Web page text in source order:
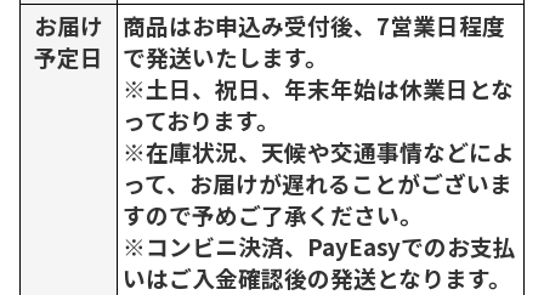
お届け
予定日
商品はお申込み受付後、7営業日程度
で発送いたします。
※土日、祝日、年末年始は休業日とな
っております。
※在庫状況、天候や交通事情などによ
って、お届けが遅れることがございま
すので予めご了承ください。
※コンビニ決済、PayEasyでのお支払
いはご入金確認後の発送となります。